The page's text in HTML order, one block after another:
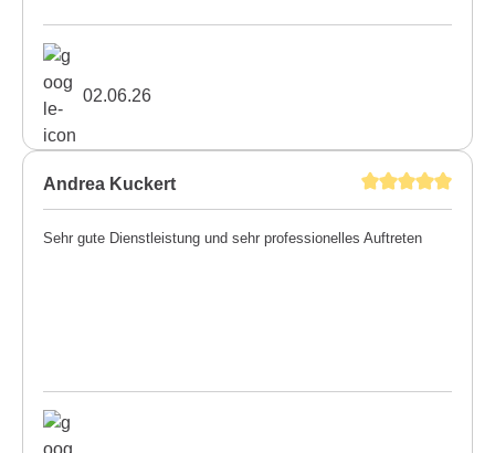
02.06.26
Andrea Kuckert
Sehr gute Dienstleistung und sehr professionelles Auftreten